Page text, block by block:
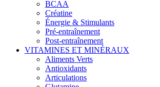
BCAA
Créatine
Énergie & Stimulants
Pré-entraînement
Post-entraînement
VITAMINES ET MINÉRAUX
Aliments Verts
Antioxidants
Articulations